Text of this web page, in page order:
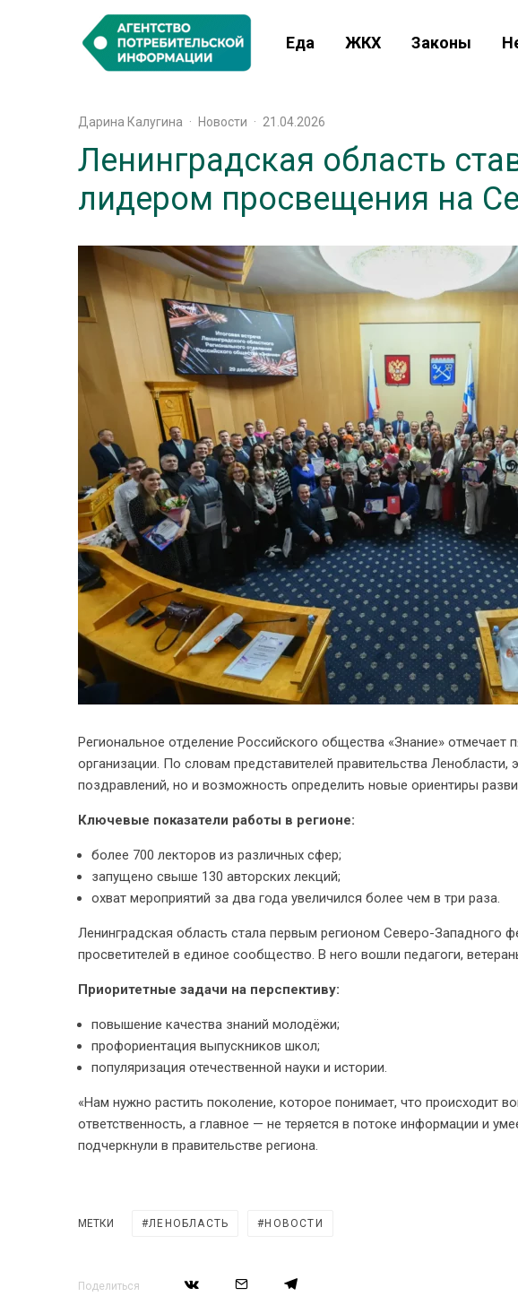
Еда ЖКХ Законы
Дарина Калугина · Новости · 21.04.2026
Ленинградская область
лидером просвещения на
Региональное отделение Российского общества «Знание» отмечает
организации. По словам представителей правительства
поздравлений, но и возможность определить новые ориентиры
Ключевые показатели работы в регионе:
более 700 лекторов из различных сфер;
запущено свыше 130 авторских лекций;
охват мероприятий за два года увеличился более чем в три раза.
Ленинградская область стала первым регионом Северо-Западного
просветителей в единое сообщество. В него вошли педагоги,
Приоритетные задачи на перспективу:
повышение качества знаний молодёжи;
профориентация выпускников школ;
популяризация отечественной науки и истории.
«Нам нужно растить поколение, которое понимает, что происходит
ответственность, а главное — не теряется в потоке информации и
подчеркнули в правительстве региона.
МЕТКИ ЛЕНОБЛАСТЬ НОВОСТИ
Поделиться